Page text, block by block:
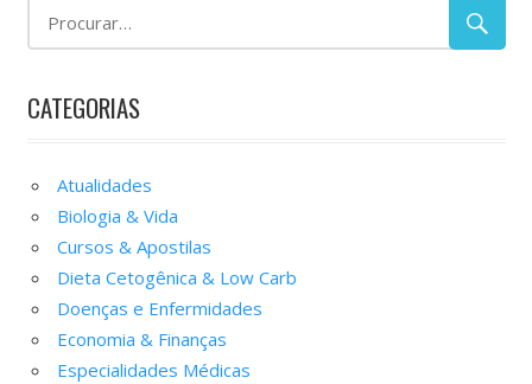
CATEGORIAS
Atualidades
Biologia & Vida
Cursos & Apostilas
Dieta Cetogênica & Low Carb
Doenças e Enfermidades
Economia & Finanças
Especialidades Médicas